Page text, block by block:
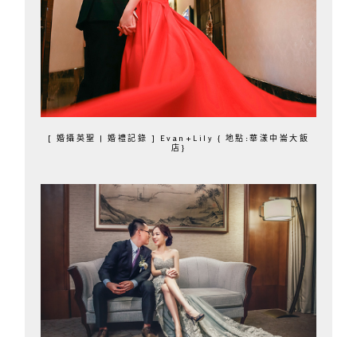
[ 婚攝英聖 | 婚禮記錄 ] Evan+Lily { 地點:華漾中崙大飯
店}